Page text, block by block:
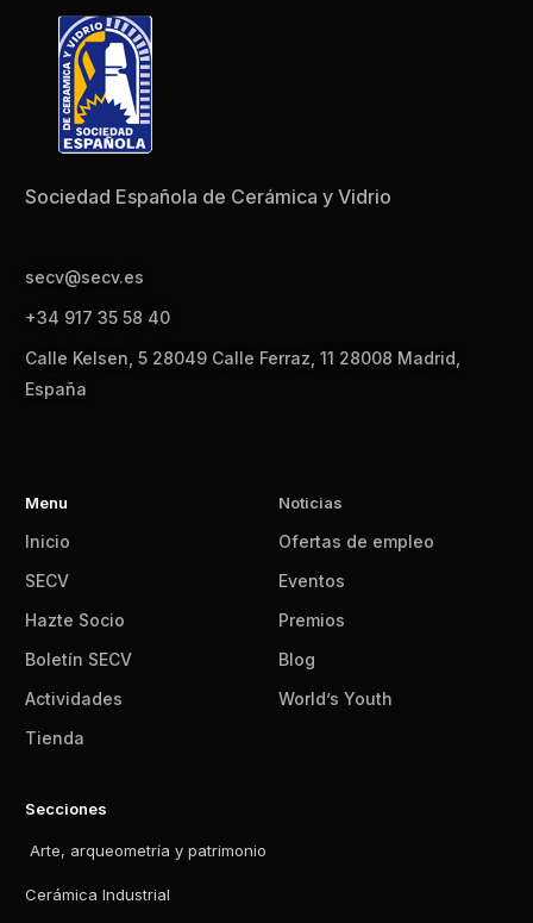
Sociedad Española de Cerámica y Vidrio
secv@secv.es
+34 917 35 58 40
Calle Kelsen, 5 28049 Calle Ferraz, 11 28008 Madrid,
España
Menu
Inicio
SECV
Hazte Socio
Boletín SECV
Actividades
Tienda
Noticias
Ofertas de empleo
Eventos
Premios
Blog
World’s Youth
Secciones
Arte, arqueometría y patrimonio
Cerámica Industrial